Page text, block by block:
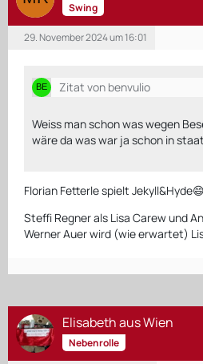
Swing
29. November 2024 um 16:01
Zitat von benvulio
Weiss man schon was wegen
wäre da was war ja schon in
Florian Fetterle spielt Jekyll&Hyde😄
Steffi Regner als Lisa Carew und
Werner Auer wird (wie erwartet)
Elisabeth aus Wien
Nebenrolle